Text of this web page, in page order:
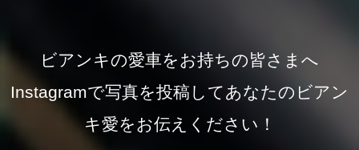
ビアンキの愛車をお持ちの皆さまへ
Instagramで写真を投稿してあなたのビアン
キ愛をお伝えください！